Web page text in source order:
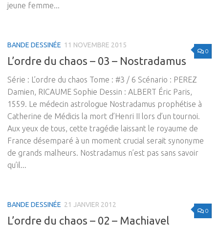
jeune femme...
0
BANDE DESSINÉE 11 NOVEMBRE 2015
L’ordre du chaos – 03 – Nostradamus
Série : L’ordre du chaos Tome : #3 / 6 Scénario : PEREZ
Damien, RICAUME Sophie Dessin : ALBERT Éric Paris,
1559. Le médecin astrologue Nostradamus prophétise à
Catherine de Médicis la mort d’Henri II lors d’un tournoi.
Aux yeux de tous, cette tragédie laissant le royaume de
France désemparé à un moment crucial serait synonyme
de grands malheurs. Nostradamus n’est pas sans savoir
qu’il...
0
BANDE DESSINÉE 21 JANVIER 2012
L’ordre du chaos – 02 – Machiavel